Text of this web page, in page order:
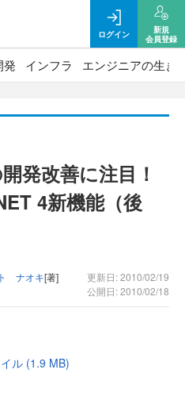
ログイン
新規
会員登録
発 インフラ エンジニアの生き
発改善に注目！
4新機能（後
ナオキ[著]
更新日: 2010/02/19
公開日: 2010/02/18
ル (1.9 MB)